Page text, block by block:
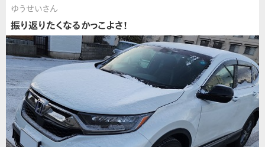
ゆうせいさん
振り返りたくなるかっこよさ！